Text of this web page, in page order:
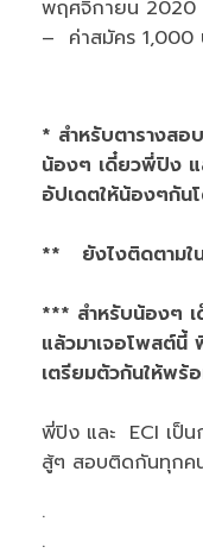
พฤศจิกายน 2020
– ค่าสมัคร 1,000
* สำหรับตารางส
น้องๆ เดี๋ยวพี่ปิง แ
อัปเดตให้น้องๆกันโ
** ยังไงติดตามใน
*** สำหรับน้องๆ
แล้วมาเจอโพสต์นี้
เตรียมตัวกันให้พร้
พี่ปิง และ ECI เป็น
สู้ๆ สอบติดกันทุกค
.
.